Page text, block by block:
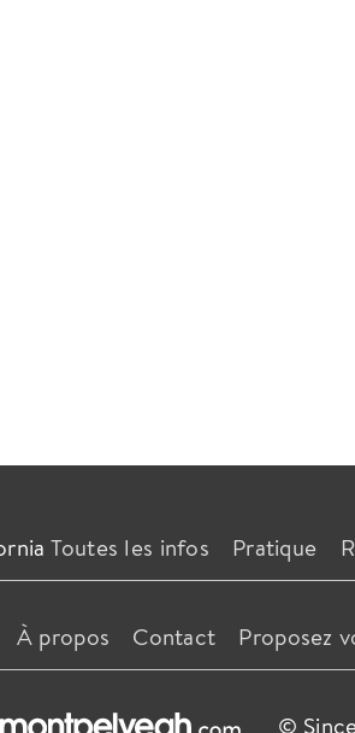
Toutes les infos Pratique
À propos Contact Proposez
©